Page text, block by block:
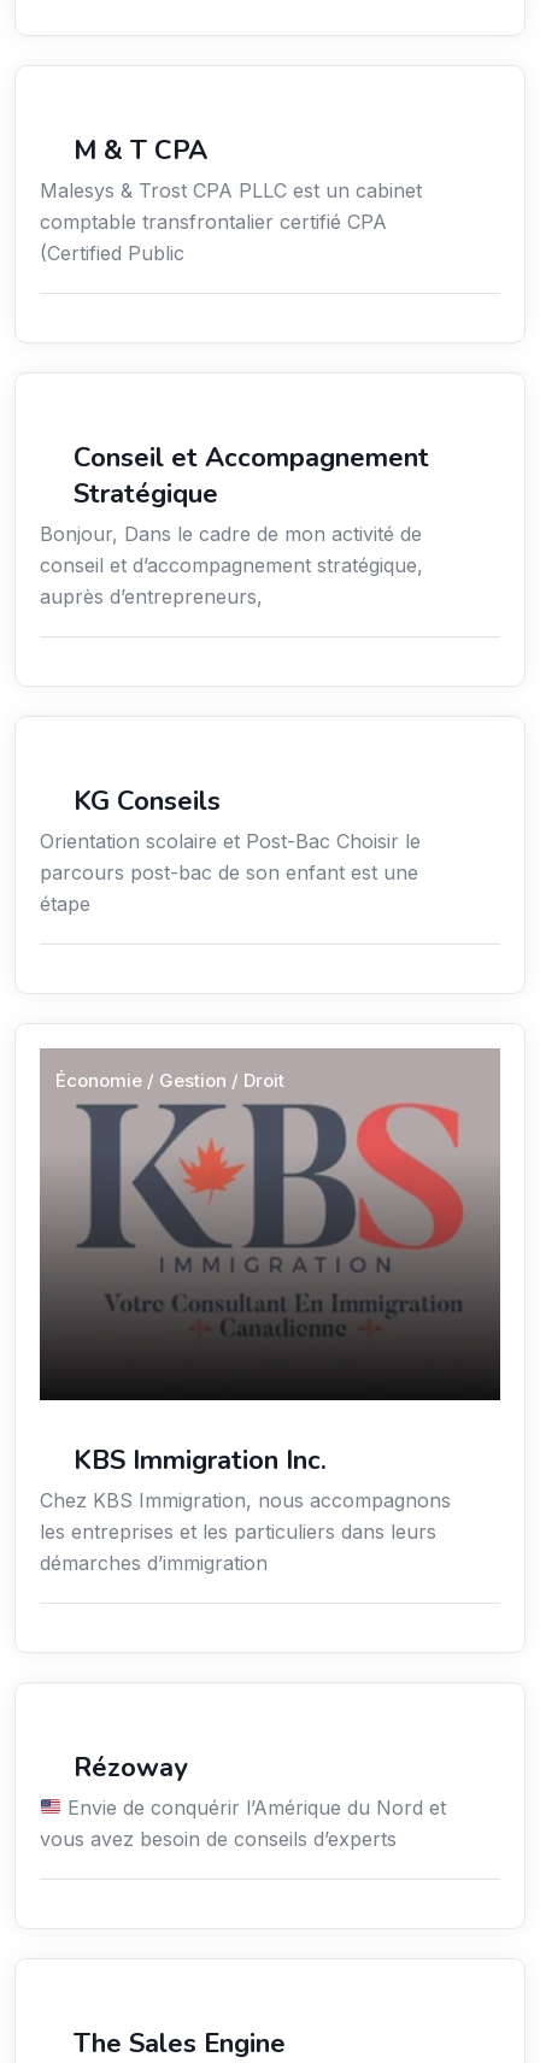
M & T CPA
Malesys & Trost CPA PLLC est un cabinet
comptable transfrontalier certifié CPA
(Certified Public
Conseil et Accompagnement
Stratégique
Bonjour, Dans le cadre de mon activité de
conseil et d’accompagnement stratégique,
auprès d’entrepreneurs,
KG Conseils
Orientation scolaire et Post-Bac Choisir le
parcours post-bac de son enfant est une
étape
Économie / Gestion / Droit
KBS Immigration Inc.
Chez KBS Immigration, nous accompagnons
les entreprises et les particuliers dans leurs
démarches d’immigration
Rézoway
Envie de conquérir l’Amérique du Nord et
vous avez besoin de conseils d’experts
The Sales Engine